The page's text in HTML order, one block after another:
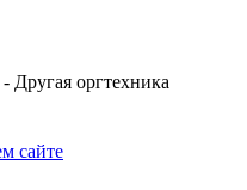
- Другая оргтехника